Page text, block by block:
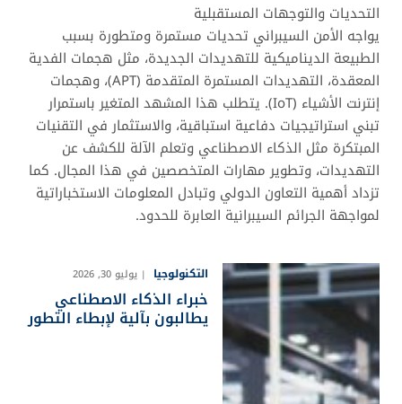
التحديات والتوجهات المستقبلية
يواجه الأمن السيبراني تحديات مستمرة ومتطورة بسبب
الطبيعة الديناميكية للتهديدات الجديدة، مثل هجمات الفدية
المعقدة، التهديدات المستمرة المتقدمة (APT)، وهجمات
إنترنت الأشياء (IoT). يتطلب هذا المشهد المتغير باستمرار
تبني استراتيجيات دفاعية استباقية، والاستثمار في التقنيات
المبتكرة مثل الذكاء الاصطناعي وتعلم الآلة للكشف عن
التهديدات، وتطوير مهارات المتخصصين في هذا المجال. كما
تزداد أهمية التعاون الدولي وتبادل المعلومات الاستخباراتية
لمواجهة الجرائم السيبرانية العابرة للحدود.
التكنولوجيا يوليو 30, 2026
خبراء الذكاء الاصطناعي
يطالبون بآلية لإبطاء التطور